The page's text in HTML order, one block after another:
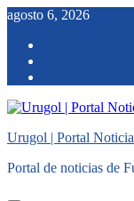
Saltar
contenido
agosto 6, 2026
Urugol | Portal
Portal de noticias de